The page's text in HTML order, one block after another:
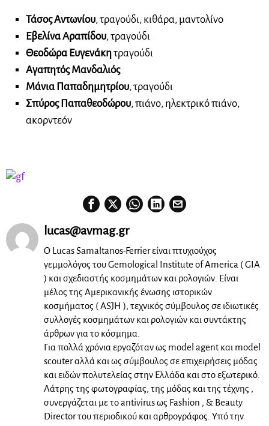
Τάσος Αντωνίου, τραγούδι, κιθάρα, μαντολίνο
Εβελίνα Αραπίδου, τραγούδι
Θεοδώρα Ευγενάκητραγούδι
Αγαπητός Μανδαλιός
Μάνια Παπαδημητρίου, τραγούδι
Σπύρος Παπαθεοδώρου, πιάνο, ηλεκτρικό πιάνο,
ακορντεόν
lucas@avmag.gr
Ο Lucas Samaltanos-Ferrier είναι πτυχιούχος
γεμμολόγος του Gemological Institute of America ( GIA
) και σχεδιαστής κοσμημάτων και ρολογιών. Είναι
μέλος της Αμερικανικής ένωσης ιστορικών
κοσμήματος ( ASJH ), τεχνικός σύμβουλος σε ιδιωτικές
συλλογές κοσμημάτων και ρολογιών και συντάκτης
άρθρων για το κόσμημα.
Για πολλά χρόνια εργαζόταν ως model agent και model
scouter αλλά και ως σύμβουλος σε επιχειρήσεις μόδας
και ειδών πολυτελείας στην Ελλάδα και στο εξωτερικό.
Λάτρης της φωτογραφίας, της μόδας και της τέχνης ,
συνεργάζεται με το antivirus ως Fashion , & Beauty
Director του περιοδικού και αρθρογράφος. Υπό την